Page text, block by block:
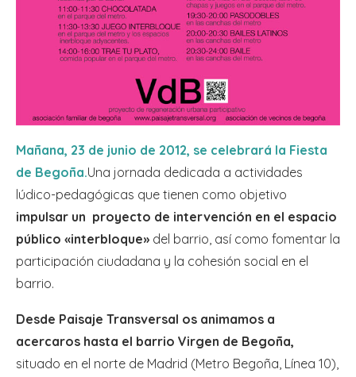
Mañana, 23 de junio de 2012, se celebrará la Fiesta
de Begoña.Una jornada dedicada a actividades
lúdico-pedagógicas que tienen como objetivo
impulsar un proyecto de intervención en el espacio
público «interbloque» del barrio, así como fomentar la
participación ciudadana y la cohesión social en el
barrio.
Desde Paisaje Transversal os animamos a
acercaros hasta el barrio Virgen de Begoña,
situado en el norte de Madrid (Metro Begoña, Línea 10),